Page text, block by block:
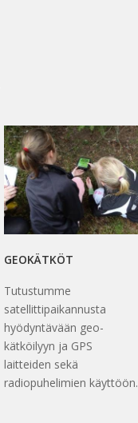
GEOKÄTKÖT
Tutustumme
satellittipaikannusta
hyödyntävään geo-
kätköilyyn ja GPS
laitteiden sekä
radiopuhelimien käyttöön.